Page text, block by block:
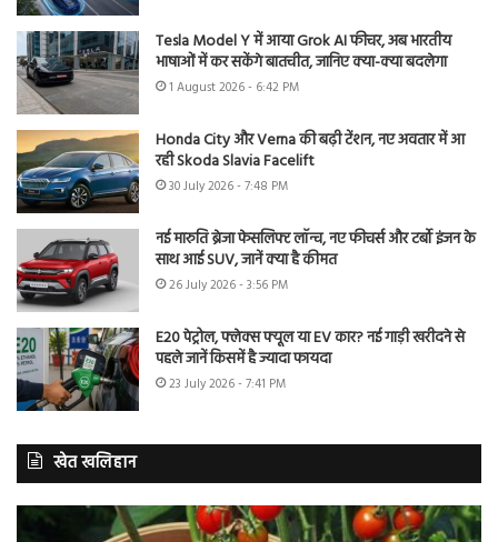
Tesla Model Y में आया Grok AI फीचर, अब भारतीय
भाषाओं में कर सकेंगे बातचीत, जानिए क्या-क्या बदलेगा
1 August 2026 - 6:42 PM
Honda City और Verna की बढ़ी टेंशन, नए अवतार में आ
रही Skoda Slavia Facelift
30 July 2026 - 7:48 PM
नई मारुति ब्रेजा फेसलिफ्ट लॉन्च, नए फीचर्स और टर्बो इंजन के
साथ आई SUV, जानें क्या है कीमत
26 July 2026 - 3:56 PM
E20 पेट्रोल, फ्लेक्स फ्यूल या EV कार? नई गाड़ी खरीदने से
पहले जानें किसमें है ज्यादा फायदा
23 July 2026 - 7:41 PM
खेत खलिहान